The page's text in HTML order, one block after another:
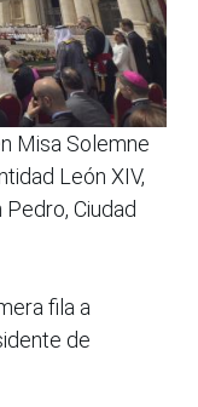
Misa Solemne
León XIV,
Ciudad
fila a
de